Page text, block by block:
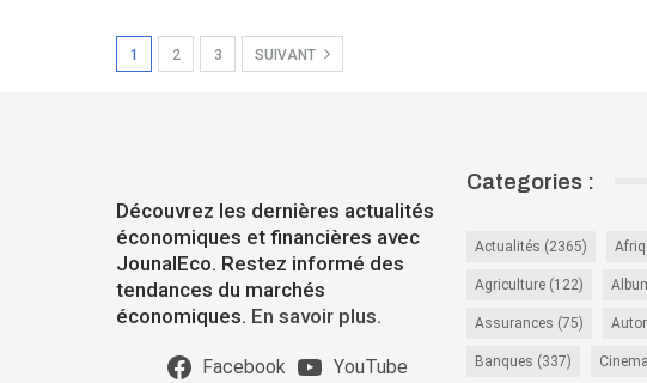
1 2 3 SUIVANT
Découvrez les dernières actualités
économiques et financières avec
JounalEco. Restez informé des
tendances du marchés
économiques. En savoir plus.
Facebook
YouTube
Categories :
Actualités (2365)
Agriculture(122)
Assurances (75)
Banques (337) Cinema